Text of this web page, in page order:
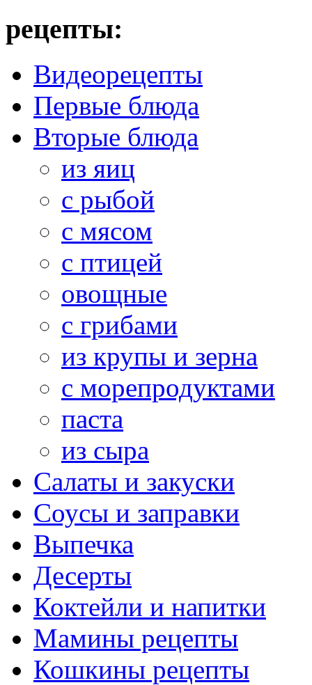
рецепты:
Видеорецепты
Первые блюда
Вторые блюда
из яиц
с рыбой
с мясом
с птицей
овощные
с грибами
из крупы и зерна
с морепродуктами
паста
из сыра
Салаты и закуски
Соусы и заправки
Выпечка
Десерты
Коктейли и напитки
Мамины рецепты
Кошкины рецепты